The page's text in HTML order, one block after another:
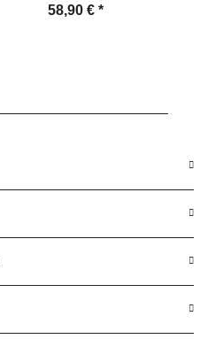
Schwarz WE-72 Dr-Dr ZA
58,90 € *